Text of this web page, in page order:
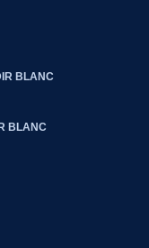
BLANC
BLANC